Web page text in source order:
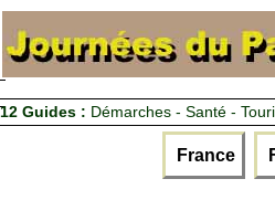
12 Guides : Démarches - Santé -
France